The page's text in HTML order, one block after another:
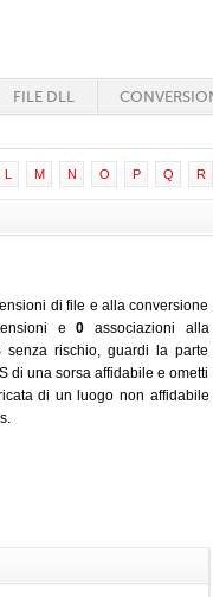
FILE DLL
L M N O P Q R
di file e alla conversione
e0 associazioni alla
senza rischio, guardi la parte
di una sorsa affidabile e ometti
di un luogo non affidabile